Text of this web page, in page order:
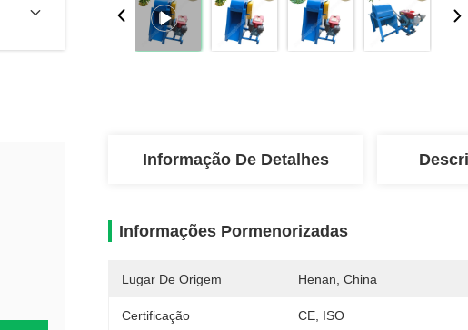
Informação De Detalhes
Informações Pormenorizadas
Lugar De Origem Henan, China
Certificação CE, ISO